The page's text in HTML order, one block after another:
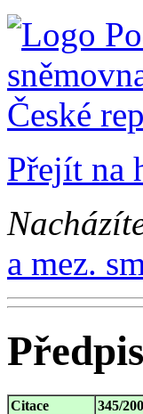
Přejít na
a mez.
Citace
345/